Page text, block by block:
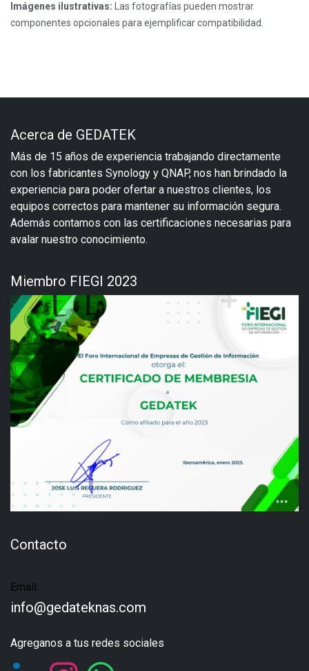
Imágenes ilustrativas: Las fotografías pueden mostrar
componentes opcionales para ejemplificar compatibilidad.
Acerca de GEDATEK
Más de 15 años de experiencia trabajando directamente
con los fabricantes Synology y QNAP, nos han brindado la
experiencia para poder ofertar a nuestros clientes, los
equipos correctos para mantener su información segura.
Además contamos con las certificaciones necesarias para
avalar nuestro conocimiento.
Miembro FIEGI 2023
Contacto
Email:
info@gedateknas.com
Agreganos a tus redes sociales